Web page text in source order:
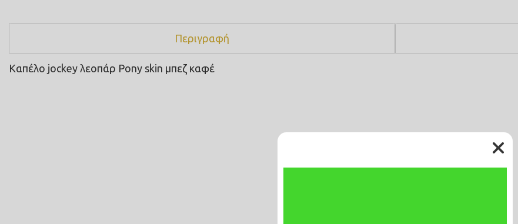
Περιγραφή
Καπέλο jockey λεοπάρ Pony skin μπεζ καφέ
Συσχετιζόμενα Προϊόντα